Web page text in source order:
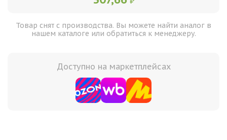
Товар снят с производства. Вы можете найти аналог в
нашем каталоге или обратиться к менеджеру.
Доступно на маркетплейсах